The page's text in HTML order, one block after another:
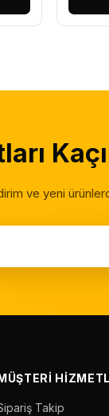
ve yeni
Takip